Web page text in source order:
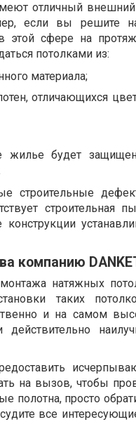
отличный
если вы решите
этой сфере на
потолками из:
материала;
отличающихся
жилье будет
строительные
строительная
компанию
натяжных
таких
и на самом
на вызов, чтобы
полотна, просто
все